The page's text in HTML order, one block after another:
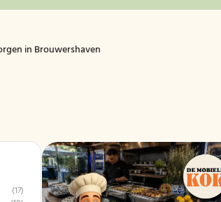
in Brouwershaven
(17)